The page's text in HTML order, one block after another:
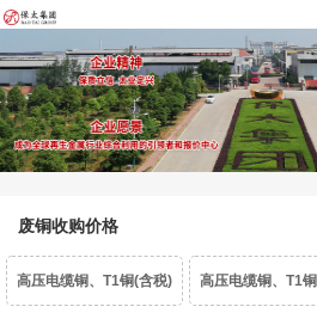
废铜收购价格
高压电缆铜、T1铜(含税) 高压电缆铜、T1铜